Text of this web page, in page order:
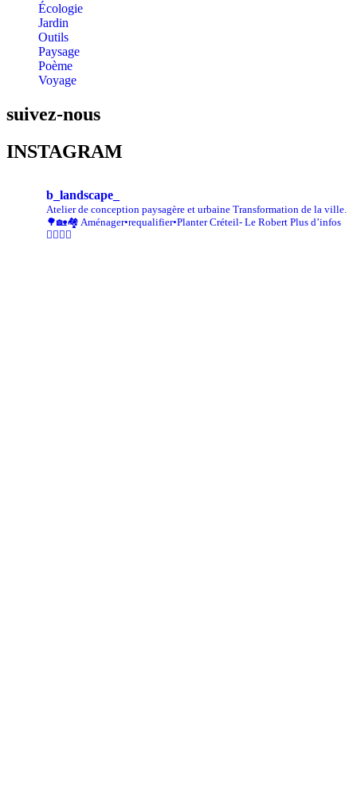
Écologie
Jardin
Outils
Paysage
Poème
Voyage
suivez-nous
INSTAGRAM
b_landscape_
Atelier de conception paysagère et urbaine Transformation de la ville.
🌳🏡🏘 Aménager•requalifier•PlanterCréteil- Le Robert Plus d’infos
👇🏾👇🏾